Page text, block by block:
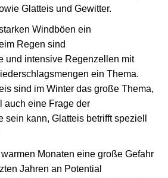
Glatteis und Gewitter.
Windböen ein
Regen sind
und intensive Regenzellen mit
ein Thema.
sind im Winter das große Thema,
auch eine Frage der
sein kann, Glatteis betrifft speziell
Monaten eine große Gefahr
Jahren an Potential